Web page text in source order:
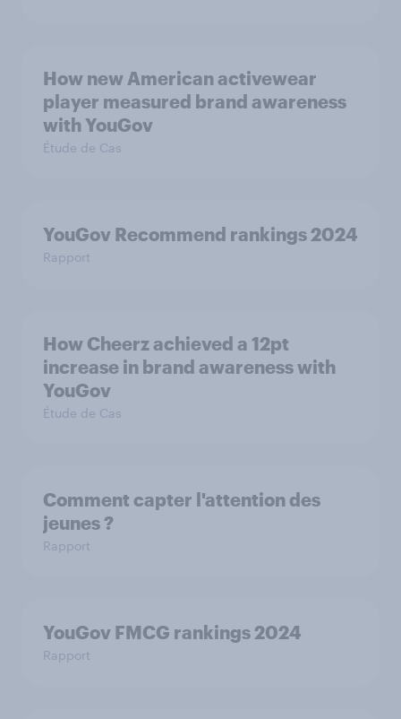
How new American activewear
player measured brand awareness
with YouGov
Étude de Cas
YouGov Recommend rankings 2024
Rapport
How Cheerz achieved a 12pt
increase in brand awareness with
YouGov
Étude de Cas
Comment capter l'attention des
jeunes ?
Rapport
YouGov FMCG rankings 2024
Rapport